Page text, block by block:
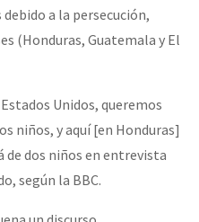
a la persecución,
(Honduras, Guatemala y El
Unidos, queremos
niños, y aquí [en Honduras]
de dos niños en entrevista
según la BBC.